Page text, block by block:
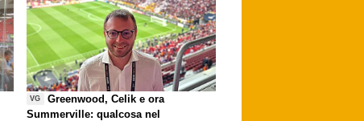
VG
Greenwood, Celik e ora
Summerville: qualcosa nel